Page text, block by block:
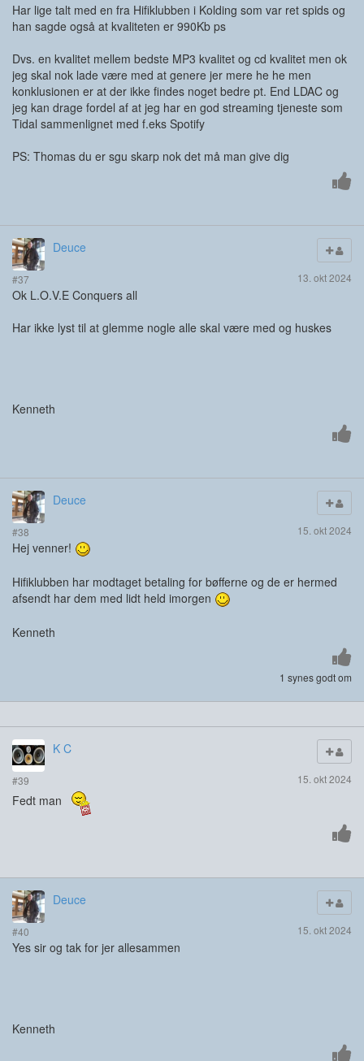
Har lige talt med en fra Hifiklubben i Kolding som var ret spids og
han sagde også at kvaliteten er 990Kb ps
Dvs. en kvalitet mellem bedste MP3 kvalitet og cd kvalitet men ok
jeg skal nok lade være med at genere jer mere he he men
konklusionen er at der ikke findes noget bedre pt. End LDAC og
jeg kan drage fordel af at jeg har en god streaming tjeneste som
Tidal sammenlignet med f.eks Spotify
PS: Thomas du er sgu skarp nok det må man give dig
Deuce
#37 13. okt 2024
Ok L.O.V.E Conquers all
Har ikke lyst til at glemme nogle alle skal være med og huskes
Kenneth
Deuce
#38 15. okt 2024
Hej venner!
Hifiklubben har modtaget betaling for bøfferne og de er hermed
afsendt har dem med lidt held imorgen
Kenneth
1 synes godt om
K C
#39 15. okt 2024
Fedt man
Deuce
#40 15. okt 2024
Yes sir og tak for jer allesammen
Kenneth